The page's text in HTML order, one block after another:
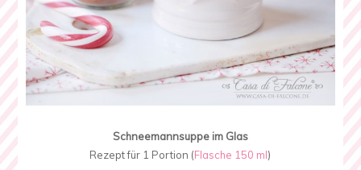
Schneemannsuppe im Glas
Rezept für 1 Portion (Flasche 150 ml)